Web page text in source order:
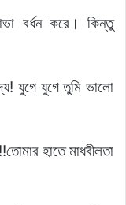
বর্ধন করে। কিন্তু
যুগে যুগে তুমি ভালো
হাতে মাধবীলতা